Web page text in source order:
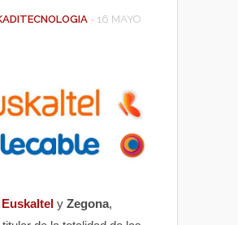
- 16 MAYO
Euskaltel y Zegona,